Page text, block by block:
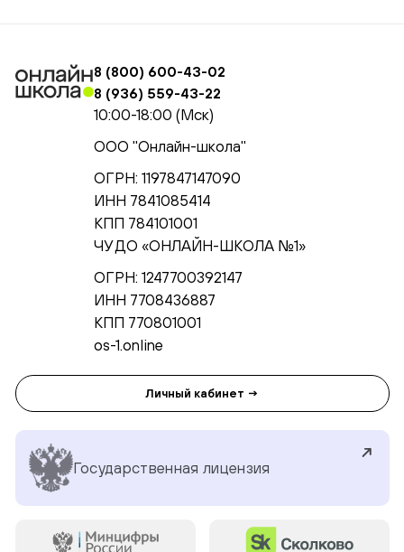
8 (800) 600-43-02
8 (936) 559-43-22
10:00-18:00 (Мск)
ООО "Онлайн-школа"
ОГРН: 1197847147090
ИНН 7841085414
КПП 784101001
ЧУ ДО «ОНЛАЙН-ШКОЛА №1»
ОГРН: 1247700392147
ИНН 7708436887
КПП 770801001
os-1.online
Личный кабинет →
Государственная лицензия